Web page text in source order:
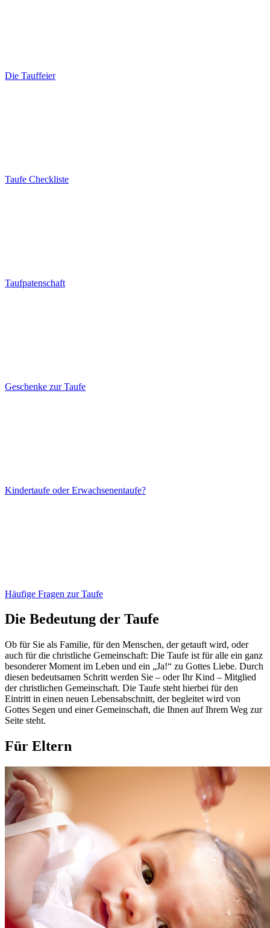
Die Tauffeier
Taufe Checkliste
Taufpatenschaft
Geschenke zur Taufe
Kindertaufe oder Erwachsenentaufe?
Häufige Fragen zur Taufe
Die Bedeutung der Taufe
Ob für Sie als Familie, für den Menschen, der getauft wird, oder
auch für die christliche Gemeinschaft: Die Taufe ist für alle ein ganz
besonderer Moment im Leben und ein „Ja!“ zu Gottes Liebe. Durch
diesen bedeutsamen Schritt werden Sie – oder Ihr Kind – Mitglied
der christlichen Gemeinschaft. Die Taufe steht hierbei für den
Eintritt in einen neuen Lebensabschnitt, der begleitet wird von
Gottes Segen und einer Gemeinschaft, die Ihnen auf Ihrem Weg zur
Seite steht.
Für Eltern